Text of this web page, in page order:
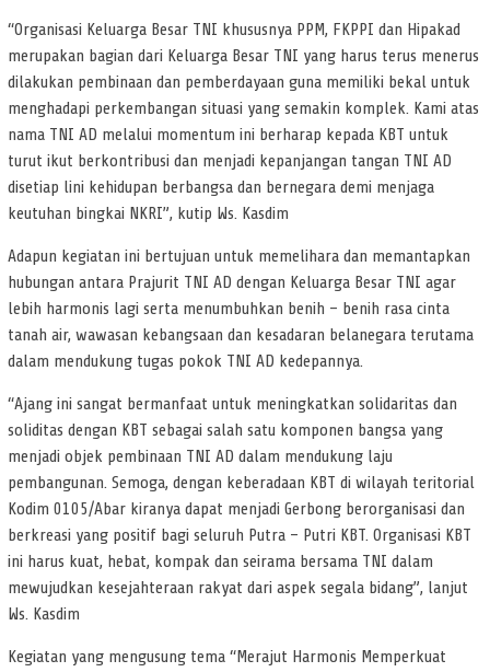
“Organisasi Keluarga Besar TNI khususnya PPM, FKPPI dan Hipakad
merupakan bagian dari Keluarga Besar TNI yang harus terus menerus
dilakukan pembinaan dan pemberdayaan guna memiliki bekal untuk
menghadapi perkembangan situasi yang semakin komplek. Kami atas
nama TNI AD melalui momentum ini berharap kepada KBT untuk
turut ikut berkontribusi dan menjadi kepanjangan tangan TNI AD
disetiap lini kehidupan berbangsa dan bernegara demi menjaga
keutuhan bingkai NKRI”, kutip Ws. Kasdim
Adapun kegiatan ini bertujuan untuk memelihara dan memantapkan
hubungan antara Prajurit TNI AD dengan Keluarga Besar TNI agar
lebih harmonis lagi serta menumbuhkan benih – benih rasa cinta
tanah air, wawasan kebangsaan dan kesadaran belanegara terutama
dalam mendukung tugas pokok TNI AD kedepannya.
“Ajang ini sangat bermanfaat untuk meningkatkan solidaritas dan
soliditas dengan KBT sebagai salah satu komponen bangsa yang
menjadi objek pembinaan TNI AD dalam mendukung laju
pembangunan. Semoga, dengan keberadaan KBT di wilayah teritorial
Kodim 0105/Abar kiranya dapat menjadi Gerbong berorganisasi dan
berkreasi yang positif bagi seluruh Putra – Putri KBT. Organisasi KBT
ini harus kuat, hebat, kompak dan seirama bersama TNI dalam
mewujudkan kesejahteraan rakyat dari aspek segala bidang”, lanjut
Ws. Kasdim
Kegiatan yang mengusung tema “Merajut Harmonis Memperkuat